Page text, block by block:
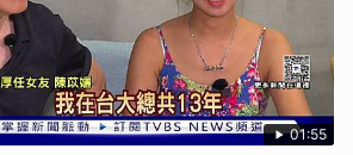
01:55